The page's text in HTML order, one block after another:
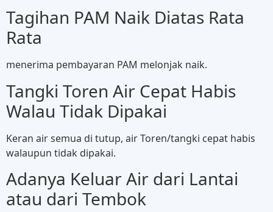
Tagihan PAM Naik Diatas Rata
Rata
menerima pembayaran PAM melonjak naik.
Tangki Toren Air Cepat Habis
Walau Tidak Dipakai
Keran air semua di tutup, air Toren/tangki cepat habis
walaupun tidak dipakai.
Adanya Keluar Air dari Lantai
atau dari Tembok